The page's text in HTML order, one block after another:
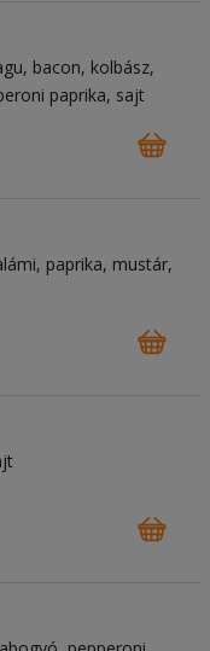
bacon kolbász
paprika sajt
paprika mustár